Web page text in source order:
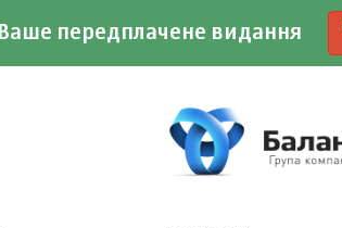
Ваше передплачене видання